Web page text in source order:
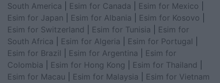
South America
Esim for Canada Esim for Mexico
Esim for Japan
Esim for Albania Esim for Kosovo
Esim for Switzerland
Esim for Tunisia
Esim for
South Africa
Esim for Algeria Esim for Portugal
Esim for Brazil
Esim for Argentina
Esim for
Colombia
Esim for Hong Kong Esim for Thailand
Esim for Macau
Esim for Malaysia
Esim for Vietnam